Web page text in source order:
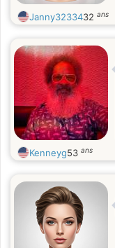
Janny3233432 ans
Kenneyg53 ans